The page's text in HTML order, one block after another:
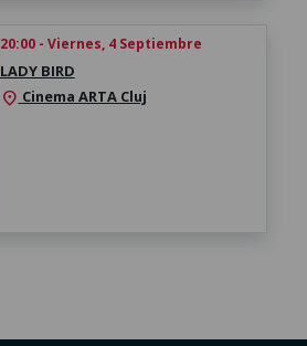
20:00 - Viernes, 4 Septiembre
LADY BIRD
location_on Cinema ARTA Cluj